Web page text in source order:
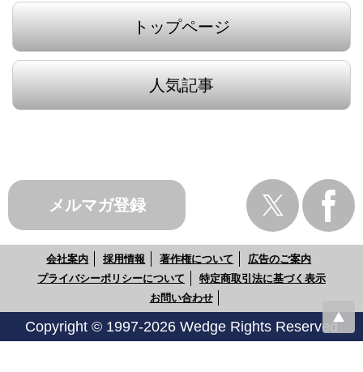
トップページ
人気記事
メルマガ登録
会社案内 採用情報 著作権について
広告のご案内
プライバシーポリシーについて
特定商取引法に基づく表示
お問い合わせ
Copyright © 1997-2026 Wedge Rights Reserved